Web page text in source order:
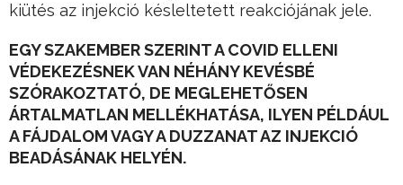
kiütés az injekció késleltetett reakciójának jele.
EGY SZAKEMBER SZERINT A COVID ELLENI
VÉDEKEZÉSNEK VAN NÉHÁNY KEVÉSBÉ
SZÓRAKOZTATÓ, DE MEGLEHETŐSEN
ÁRTALMATLAN MELLÉKHATÁSA, ILYEN PÉLDÁUL
A FÁJDALOM VAGY A DUZZANAT AZ INJEKCIÓ
BEADÁSÁNAK HELYÉN.